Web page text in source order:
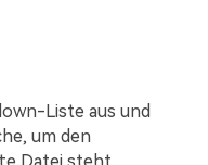
Liste aus und
um den
Datei steht